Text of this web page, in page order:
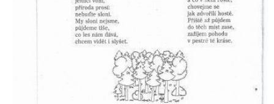
VZDĚLÁVACÍ PLÁN OD ZÁŘÍ DO ČERVNA